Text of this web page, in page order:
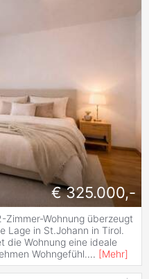
€ 325.000,-
Wohnung überzeugt
Lage in St.Johann in Tirol.
die Wohnung eine ideale
Wohngefühl.... [Mehr]